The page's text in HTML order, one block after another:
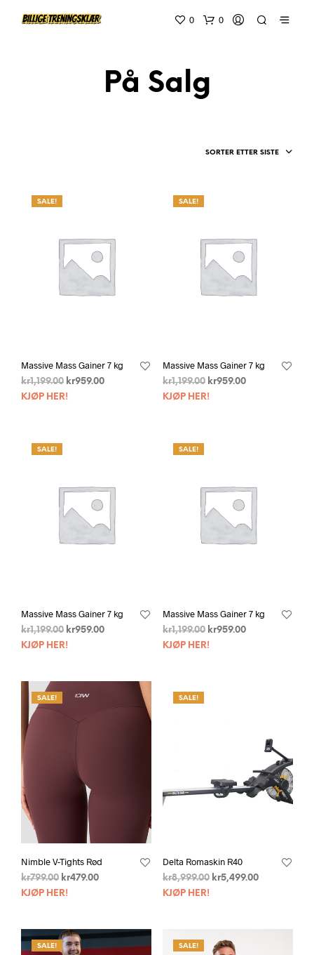
0 0
På Salg
SORTER ETTER SISTE
SALE!
Massive Mass Gainer 7 kg
kr1,199.00 kr959.00
KJØP HER!
SALE!
Massive Mass Gainer 7 kg
kr1,199.00 kr959.00
KJØP HER!
SALE!
Massive Mass Gainer 7 kg
kr1,199.00 kr959.00
KJØP HER!
SALE!
Massive Mass Gainer 7 kg
kr1,199.00 kr959.00
KJØP HER!
SALE!
Nimble V-Tights Rød
kr799.00 kr479.00
KJØP HER!
SALE!
Delta Romaskin R40
kr8,999.00 kr5,499.00
KJØP HER!
SALE! SALE!